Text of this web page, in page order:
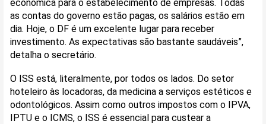
econômica para o estabelecimento de empresas. Todas
as contas do governo estão pagas, os salários estão em
dia. Hoje, o DF é um excelente lugar para receber
investimento. As expectativas são bastante saudáveis”,
detalha o secretário.
O ISS está, literalmente, por todos os lados. Do setor
hoteleiro às locadoras, da medicina a serviços estéticos e
odontológicos. Assim como outros impostos com o IPVA,
IPTU e o ICMS, o ISS é essencial para custear a